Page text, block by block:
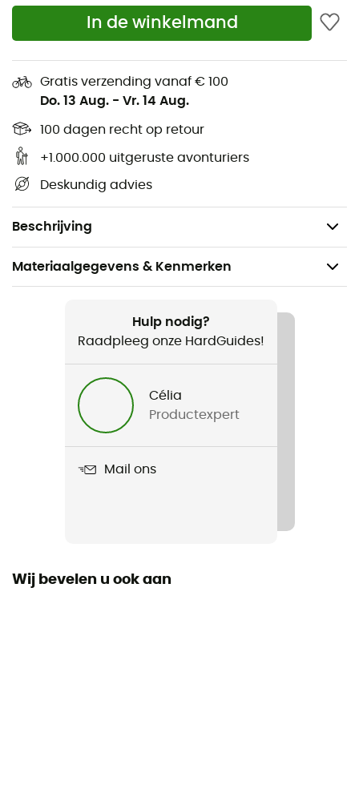
In de winkelmand
Gratis verzending vanaf € 100
Do. 13 Aug. - Vr. 14 Aug.
100 dagen recht op retour
+1.000.000 uitgeruste avonturiers
Deskundig advies
Beschrijving
XTook effectief op steil terrein.
4/6-punts crampons
Extra punten bij de tenen
Compact formaat
Inclusief tasje
Robuust elastomeer rubber met een stevige
pasvorm, ideaal voor stevige bergschoenen of
Gewicht: 340 g (in M)
Materiaalgegevens & Kenmerken
Wandelen / Dagelijks Leven
Heren / Dames
Hulp nodig?
Raadpleeg onze HardGuides!
Célia
Productexpert
Mail ons
Wij bevelen u ook aan